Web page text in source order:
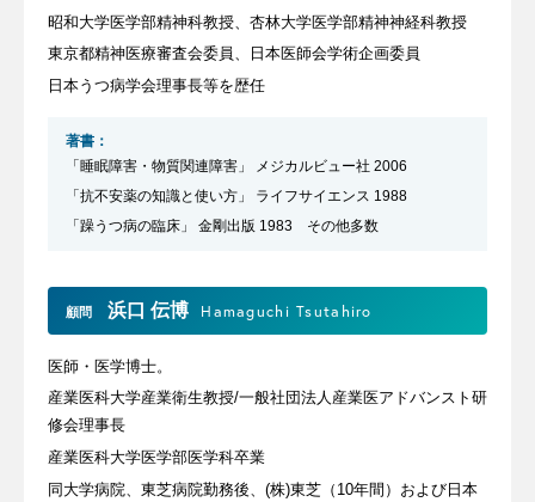
昭和大学医学部精神科教授、杏林大学医学部精神神経科教授
東京都精神医療審査会委員、日本医師会学術企画委員
日本うつ病学会理事長等を歴任
著書：
「睡眠障害・物質関連障害」 メジカルビュー社 2006
「抗不安薬の知識と使い方」 ライフサイエンス 1988
「躁うつ病の臨床」 金剛出版 1983 その他多数
顧問 浜口 伝博 Hamaguchi Tsutahiro
医師・医学博士。
産業医科大学産業衛生教授/一般社団法人産業医アドバンスト研
修会理事長
産業医科大学医学部医学科卒業
同大学病院、東芝病院勤務後、(株)東芝（10年間）および日本